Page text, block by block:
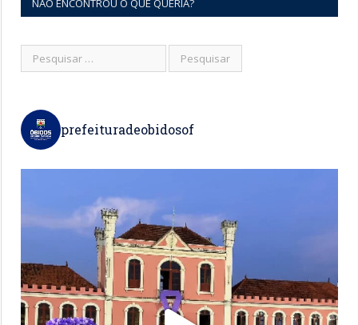
NÃO ENCONTROU O QUE QUERIA?
prefeituradeobidosof